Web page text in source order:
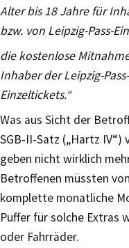
Alter bis 18 Jahre für
bzw. von Leipzig-Pass-
die kostenlose
Inhaber der Leipzig-
Einzeltickets.“
Was aus Sicht der
SGB-II-Satz („Hartz
geben nicht wirklich
Betroffenen müssten
komplette monatliche
Puffer für solche Extras
oder Fahrräder.